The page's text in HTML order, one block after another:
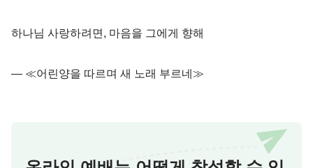
하나님 사랑하려면, 마음을 그에게 향해
― ≪어린양을 따르며 새 노래 부르네≫